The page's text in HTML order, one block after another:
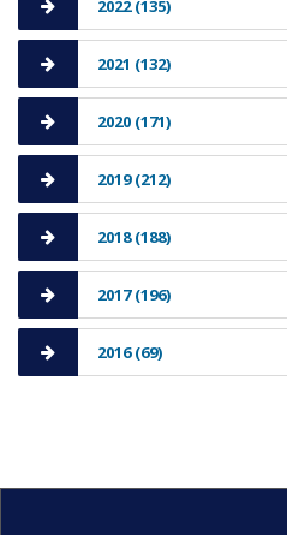
2022 (135)
2021 (132)
2020 (171)
2019 (212)
2018 (188)
2017 (196)
2016 (69)